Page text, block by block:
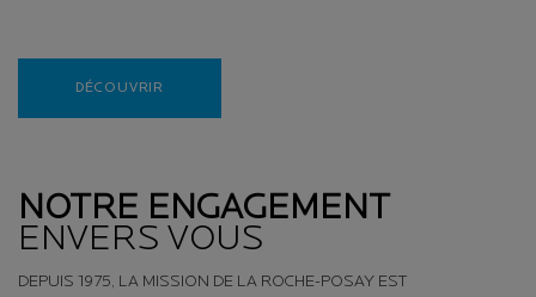
DÉCOUVRIR
NOTRE ENGAGEMENT
ENVERS VOUS
DEPUIS 1975, LA MISSION DE LA ROCHE-POSAY EST